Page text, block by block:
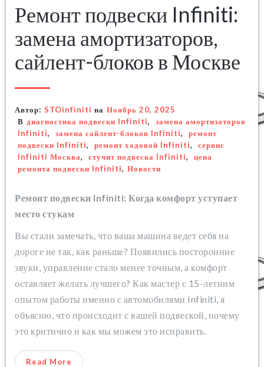
Ремонт подвески Infiniti:
замена амортизаторов,
сайлент-блоков в Москве
Автор: STOinfiniti на Ноябрь 20, 2025
В диагностика подвески Infiniti,
замена амортизаторов
Infiniti, замена сайлент-блоков Infiniti,
ремонт
подвески Infiniti, ремонт ходовой Infiniti,
сервис
Infiniti Москва, стучит подвеска Infiniti,
цена
ремонта подвески Infiniti, Новости
Ремонт подвески Infiniti: Когда комфорт уступает
место стукам
Вы стали замечать, что ваша машина ведет себя на
дороге не так, как раньше? Появились посторонние
звуки, управление стало менее точным, а комфорт
оставляет желать лучшего? Как мастер с 15-летним
опытом работы именно с автомобилями Infiniti, я
объясню, что происходит с вашей подвеской, почему
это критично и как мы можем это исправить.
Read More